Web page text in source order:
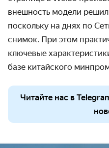
внешность модели
поскольку на днях по
снимок. При этом
ключевые
базе китайского
Читайте нас в